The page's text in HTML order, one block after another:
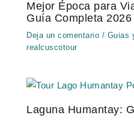
Mejor Época para
Guía Completa 2026
Deja un comentario / Guias
realcuscotour
Laguna Humantay: